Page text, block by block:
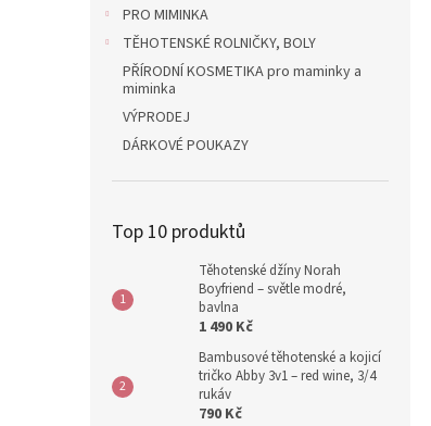
PRO MIMINKA
TĚHOTENSKÉ ROLNIČKY, BOLY
PŘÍRODNÍ KOSMETIKA pro maminky a
miminka
VÝPRODEJ
DÁRKOVÉ POUKAZY
Top 10 produktů
Těhotenské džíny Norah
Boyfriend – světle modré,
bavlna
1 490 Kč
Bambusové těhotenské a kojicí
tričko Abby 3v1 – red wine, 3/4
rukáv
790 Kč